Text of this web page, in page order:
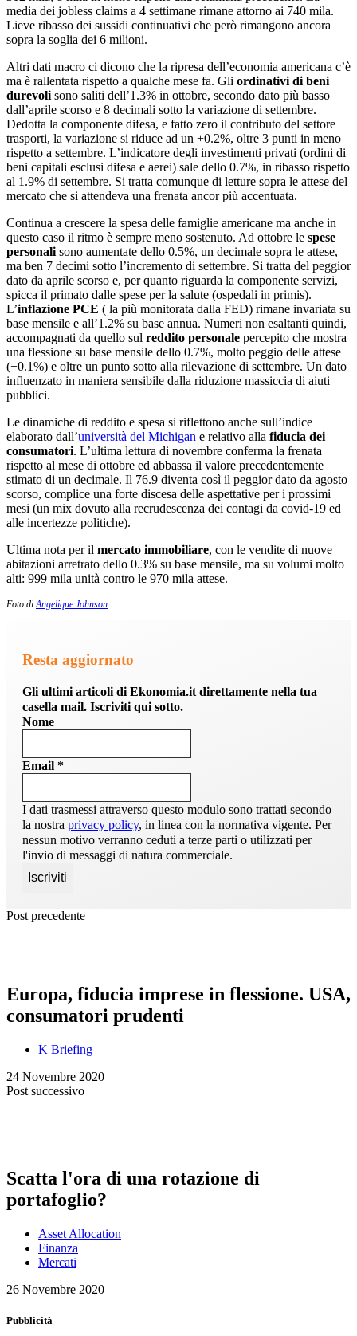
media dei jobless claims a 4 settimane rimane attorno ai 740 mila.
Lieve ribasso dei sussidi continuativi che però rimangono ancora
sopra la soglia dei 6 milioni.
Altri dati macro ci dicono che la ripresa dell’economia americana c’è
ma è rallentata rispetto a qualche mese fa. Gli ordinativi di beni
durevoli sono saliti dell’1.3% in ottobre, secondo dato più basso
dall’aprile scorso e 8 decimali sotto la variazione di settembre.
Dedotta la componente difesa, e fatto zero il contributo del settore
trasporti, la variazione si riduce ad un +0.2%, oltre 3 punti in meno
rispetto a settembre. L’indicatore degli investimenti privati (ordini di
beni capitali esclusi difesa e aerei) sale dello 0.7%, in ribasso rispetto
al 1.9% di settembre. Si tratta comunque di letture sopra le attese del
mercato che si attendeva una frenata ancor più accentuata.
Continua a crescere la spesa delle famiglie americane ma anche in
questo caso il ritmo è sempre meno sostenuto. Ad ottobre le spese
personali sono aumentate dello 0.5%, un decimale sopra le attese,
ma ben 7 decimi sotto l’incremento di settembre. Si tratta del peggior
dato da aprile scorso e, per quanto riguarda la componente servizi,
spicca il primato dalle spese per la salute (ospedali in primis).
L’inflazione PCE ( la più monitorata dalla FED) rimane invariata su
base mensile e all’1.2% su base annua. Numeri non esaltanti quindi,
accompagnati da quello sul reddito personale percepito che mostra
una flessione su base mensile dello 0.7%, molto peggio delle attese
(+0.1%) e oltre un punto sotto alla rilevazione di settembre. Un dato
influenzato in maniera sensibile dalla riduzione massiccia di aiuti
pubblici.
Le dinamiche di reddito e spesa si riflettono anche sull’indice
elaborato dall’università del Michigan e relativo alla fiducia dei
consumatori. L’ultima lettura di novembre conferma la frenata
rispetto al mese di ottobre ed abbassa il valore precedentemente
stimato di un decimale. Il 76.9 diventa così il peggior dato da agosto
scorso, complice una forte discesa delle aspettative per i prossimi
mesi (un mix dovuto alla recrudescenza dei contagi da covid-19 ed
alle incertezze politiche).
Ultima nota per il mercato immobiliare, con le vendite di nuove
abitazioni arretrato dello 0.3% su base mensile, ma su volumi molto
alti: 999 mila unità contro le 970 mila attese.
Foto diAngelique Johnson
Resta aggiornato
Gli ultimi articoli di Ekonomia.it direttamente nella tua
casella mail. Iscriviti qui sotto.
Nome
Email *
I dati trasmessi attraverso questo modulo sono trattati secondo
la nostra privacy policy, in linea con la normativa vigente. Per
nessun motivo verranno ceduti a terze parti o utilizzati per
l'invio di messaggi di natura commerciale.
Post precedente
Europa, fiducia imprese in flessione. USA,
consumatori prudenti
K Briefing
24 Novembre 2020
Post successivo
Scatta l'ora di una rotazione di
portafoglio?
Asset Allocation
Finanza
Mercati
26 Novembre 2020
Pubblicità